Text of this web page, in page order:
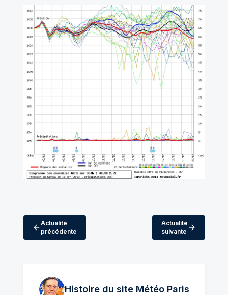
Actualité
précédente
Actualité
suivante
Histoire du site MétéoParis